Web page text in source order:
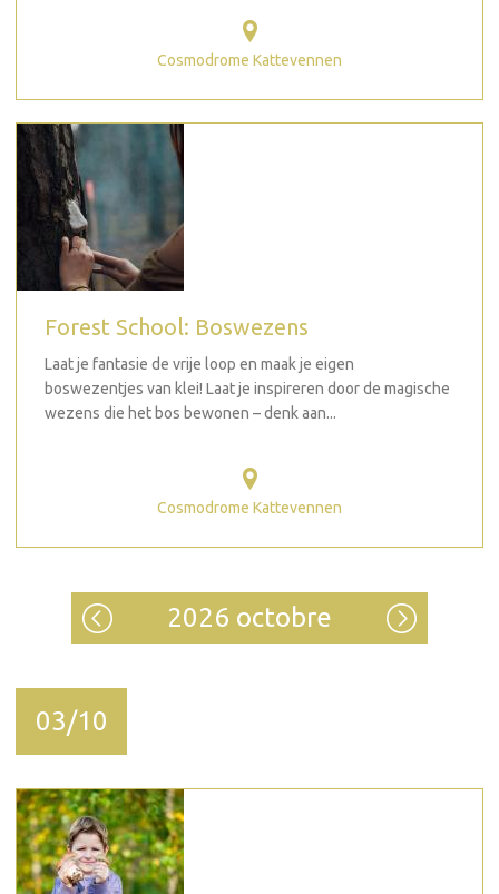
Cosmodrome Kattevennen
Forest School: Boswezens
Laat je fantasie de vrije loop en maak je eigen
boswezentjes van klei! Laat je inspireren door de magische
wezens die het bos bewonen – denk aan...
Cosmodrome Kattevennen
2026 octobre
03/10